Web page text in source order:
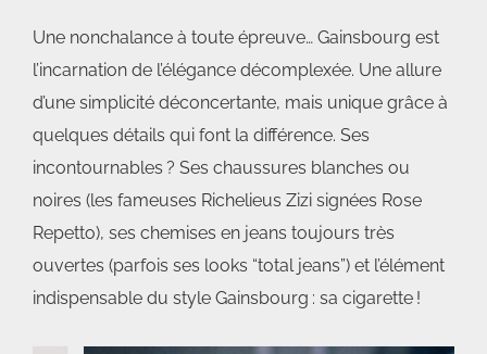
Une nonchalance à toute épreuve… Gainsbourg est
l’incarnation de l’élégance décomplexée. Une allure
d’une simplicité déconcertante, mais unique grâce à
quelques détails qui font la différence. Ses
incontournables ? Ses chaussures blanches ou
noires (les fameuses Richelieus Zizi signées Rose
Repetto), ses chemises en jeans toujours très
ouvertes (parfois ses looks “total jeans”) et l’élément
indispensable du style Gainsbourg : sa cigarette !